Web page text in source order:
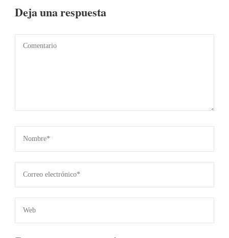
Deja una respuesta